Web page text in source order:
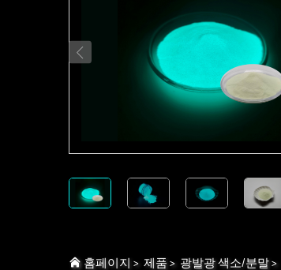
홈페이지 > 제품 > 광발광 색소/분말 >